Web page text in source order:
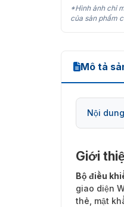
*Hình ảnh chỉ
của sản phẩm
Mô tả
Nội
Giới
Bộ điều
giao diện
thẻ, mật